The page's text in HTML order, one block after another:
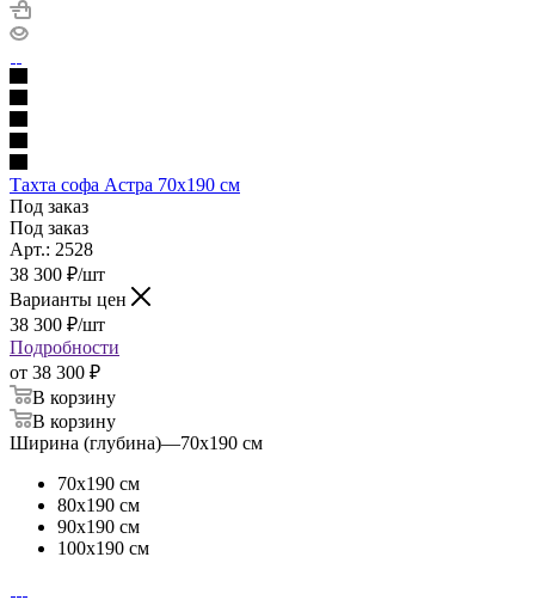
Тахта софа Астра 70х190 см
Под заказ
Под заказ
Арт.: 2528
38 300 ₽/шт
Варианты цен
38 300 ₽/шт
Подробности
от 38 300 ₽
В корзину
В корзину
Ширина (глубина)—70х190 см
70х190 см
80х190 см
90х190 см
100х190 см